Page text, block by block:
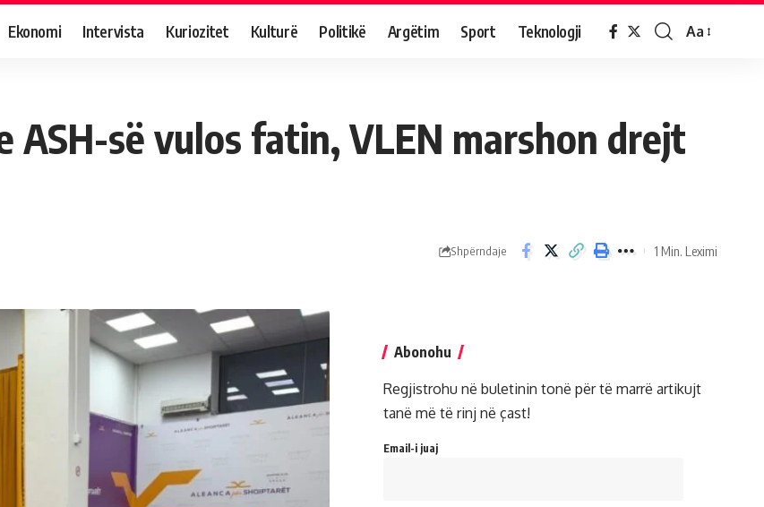
Ekonomi Intervista Kuriozitet Kulturë Politikë Argëtim Sport Teknologji Aa
ASH-së vulos fatin, VLEN marshon drejt
Shpërndaje 1 Min. Leximi
Abonohu
Regjistrohu në buletinin tonë për të marrë artikujt
tanë më të rinj në çast!
Email-i juaj